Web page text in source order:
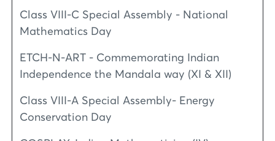
Class VIII-C Special Assembly - National
Mathematics Day
ETCH-N-ART - Commemorating Indian
Independence the Mandala way (XI & XII)
Class VIII-A Special Assembly- Energy
Conservation Day